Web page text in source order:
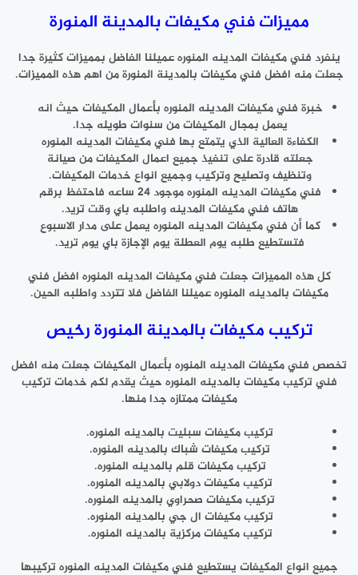
مميزات فني مكيفات بالمدينة المنورة
ينفرد فني مكيفات المدينه المنوره عميلنا الفاضل بمميزات كثيرة جدا
جعلت منه افضل فني مكيفات بالمدينة المنورة من اهم هذه المميزات.
خبرة فني مكيفات المدينه المنوره بأعمال المكيفات حيث انه
يعمل بمجال المكيفات من سنوات طويله جدا.
الكفاءة العالية الذي يتمتع بها فني مكيفات المدينه المنوره
جعلته قادرة على تنفيذ جميع اعمال المكيفات من صيانة
وتنظيف وتصليح وتركيب وجميع انواع خدمات المكيفات.
فني مكيفات المدينه المنوره موجود 24 ساعه فاحتفظ برقم
هاتف فني مكيفات المدينه واطلبه باي وقت تريد.
كما أن فني مكيفات المدينه المنوره يعمل على مدار الاسبوع
فتستطيع طلبه يوم العطلة يوم الإجازة باي يوم تريد.
كل هذه المميزات جعلت فني مكيفات المدينه المنوره افضل فني
مكيفات بالمدينه المنوره عميلنا الفاضل فلا تتردد واطلبه الحين.
تركيب مكيفات بالمدينة المنورة رخيص
تخصص فني مكيفات المدينه المنوره بأعمال المكيفات جعلت منه افضل
فني تركيب مكيفات بالمدينه المنوره حيث يقدم لكم خدمات تركيب
مكيفات ممتازه جدا منها.
تركيب مكيفات سبليت بالمدينه المنوره.
تركيب مكيفات شباك بالمدينه المنوره.
تركيب مكيفات قلم بالمدينه المنوره.
تركيب مكيفات دولابي بالمدينه المنوره.
تركيب مكيفات صحراوي بالمدينه المنوره.
تركيب مكيفات ال جي بالمدينه المنوره.
تركيب مكيفات مركزية بالمدينه المنوره.
جميع انواع المكيفات يستطيع فني مكيفات المدينه المنوره تركيبها